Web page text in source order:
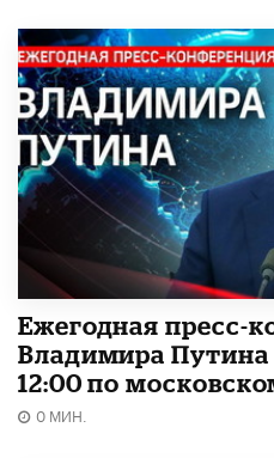
Ежегодная пресс-
Владимира Путина
12:00 по
0 МИН.